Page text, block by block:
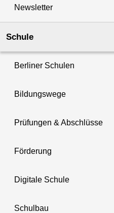
Newsletter
Schule
Berliner Schulen
Bildungswege
Prüfungen & Abschlüsse
Förderung
Digitale Schule
Schulbau